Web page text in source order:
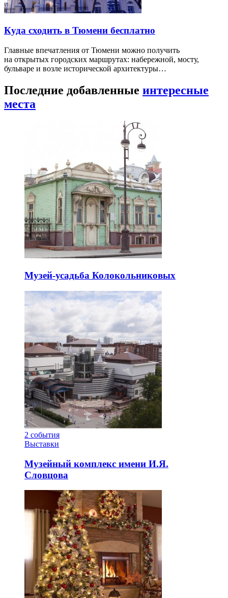
Куда сходить в Тюмени бесплатно
Главные впечатления от Тюмени можно получить
на открытых городских маршрутах: набережной, мосту,
бульваре и возле исторической архитектуры…
Последние добавленные интересные
места
Музей-усадьба Колокольниковых
2 события
Выставки
Музейный комплекс имени И.Я.
Словцова